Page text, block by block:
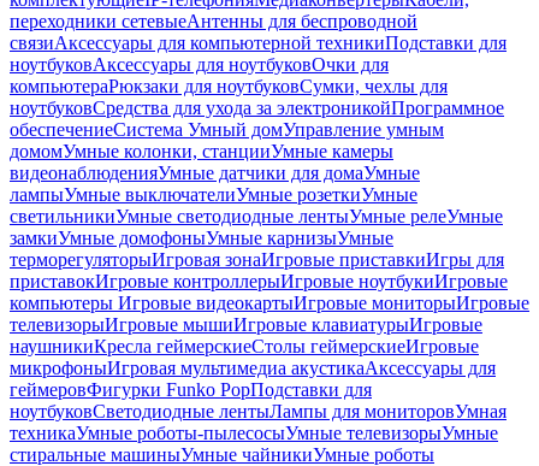
переходники сетевыеАнтенны для беспроводной
связиАксессуары для компьютерной техникиПодставки для
ноутбуковАксессуары для ноутбуковОчки для
компьютераРюкзаки для ноутбуковСумки, чехлы для
ноутбуковСредства для ухода за электроникойПрограммное
обеспечениеСистема Умный домУправление умным
домомУмные колонки, станцииУмные камеры
видеонаблюденияУмные датчики для домаУмные
лампыУмные выключателиУмные розеткиУмные
светильникиУмные светодиодные лентыУмные релеУмные
замкиУмные домофоныУмные карнизыУмные
терморегуляторыИгровая зонаИгровые приставкиИгры для
приставокИгровые контроллерыИгровые ноутбукиИгровые
компьютеры Игровые видеокартыИгровые мониторыИгровые
телевизорыИгровые мышиИгровые клавиатурыИгровые
наушникиКресла геймерскиеСтолы геймерскиеИгровые
микрофоныИгровая мультимедиа акустикаАксессуары для
геймеровФигурки Funko PopПодставки для
ноутбуковСветодиодные лентыЛампы для мониторовУмная
техникаУмные роботы-пылесосыУмные телевизорыУмные
стиральные машиныУмные чайникиУмные роботы